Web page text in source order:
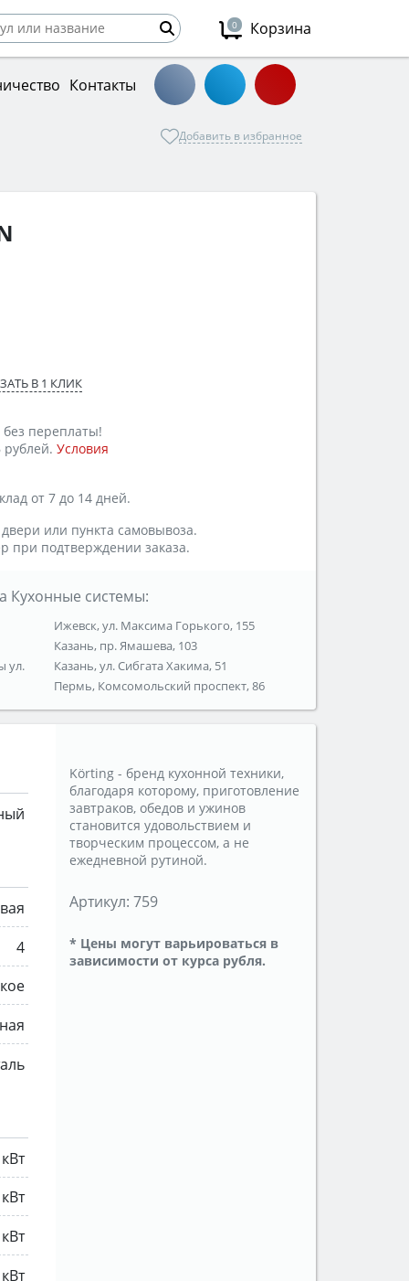
0 Корзина
Контакты
Добавить в избранное
В 1 КЛИК
переплаты!
Условия
от 7 до 14 дней.
или пункта самовывоза.
при подтверждении заказа.
Кухонные системы:
ул.
Ижевск, ул. Максима Горького, 155
Казань, пр. Ямашева, 103
Казань, ул. Сибгата Хакима, 51
Пермь, Комсомольский проспект, 86
4
Körting - бренд кухонной техники,
благодаря которому, приготовление
завтраков, обедов и ужинов
становится удовольствием и
творческим процессом, а не
ежедневной рутиной.
Артикул: 759
* Цены могут варьироваться в
зависимости от курса рубля.